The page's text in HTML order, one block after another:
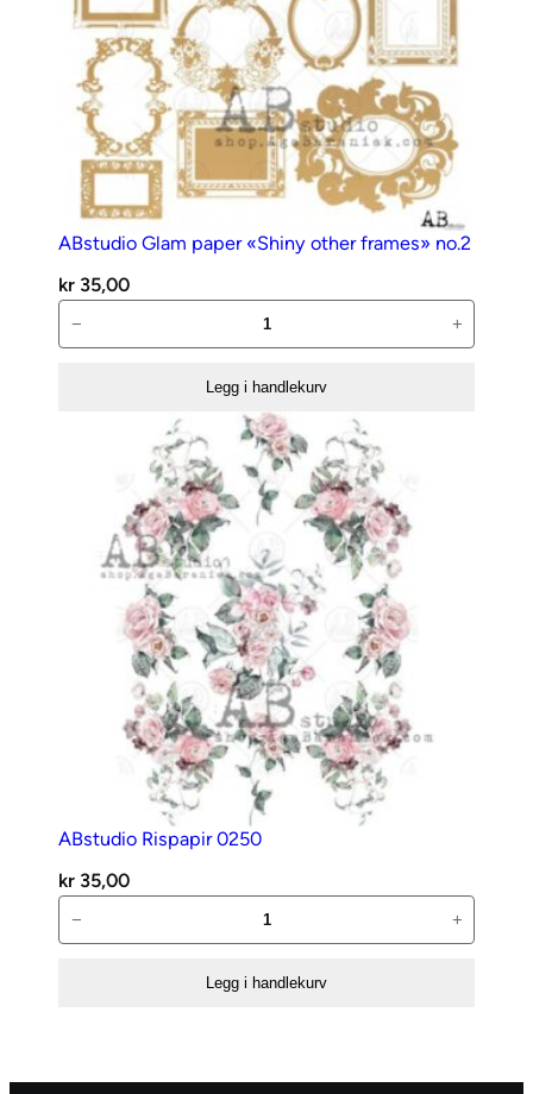
ABstudio Glam paper «Shiny other frames» no.2
kr 35,00
Glam
− +
Legg i handlekurv
ABstudio Rispapir 0250
kr 35,00
Rispapir
− +
Legg i handlekurv